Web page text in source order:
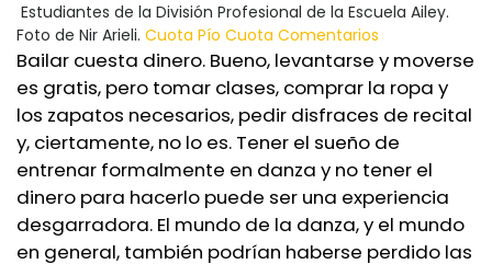
Estudiantes de la División Profesional de la Escuela Ailey.
Foto de Nir Arieli. Cuota Pío Cuota Comentarios
Bailar cuesta dinero. Bueno, levantarse y moverse
es gratis, pero tomar clases, comprar la ropa y
los zapatos necesarios, pedir disfraces de recital
y, ciertamente, no lo es. Tener el sueño de
entrenar formalmente en danza y no tener el
dinero para hacerlo puede ser una experiencia
desgarradora. El mundo de la danza, y el mundo
en general, también podrían haberse perdido las